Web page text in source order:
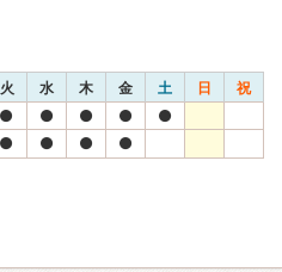
火 水 木 金 土 日 祝